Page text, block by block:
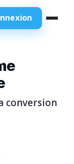
conversion